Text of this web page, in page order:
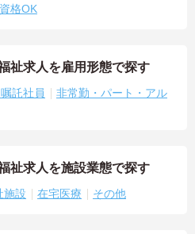
格OK
祉求人を雇用形態で探す
託社員
非常勤・パート・アル
祉求人を施設業態で探す
施設 在宅医療 その他